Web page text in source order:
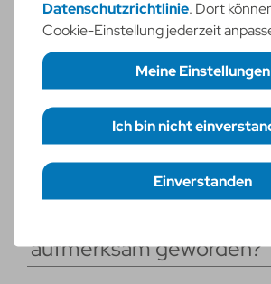
Max. 1.00 MB Upload
Weitere Dokumente
aufmerksam geworden?
Datenschutzrichtlinie. Dort
Cookie-Einstellung jederzeit
Meine Einstellungen
Erforderliche Cookies
Einstellungen speichern
Ich bin nicht
Einverstanden